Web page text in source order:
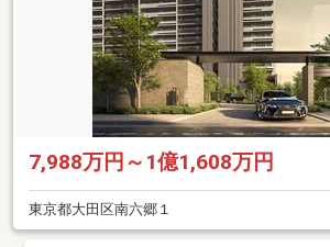
7,988万円～1億1,608万円
東京都大田区南六郷１